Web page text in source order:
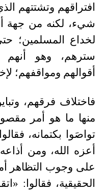
افتراقهم وتشتتهم
شيء، لكنه من جهة
لخداع المسلمين؛
سترهم، وهو أنهم
أقوالهم ومواقفهم؛
فاختلاف فرقهم،
منها ما هو أمر
تواصَوا بكتمانه،
أعزه الله، ومن
على وجوب التظاهر
الحقيقية، فقالوا: